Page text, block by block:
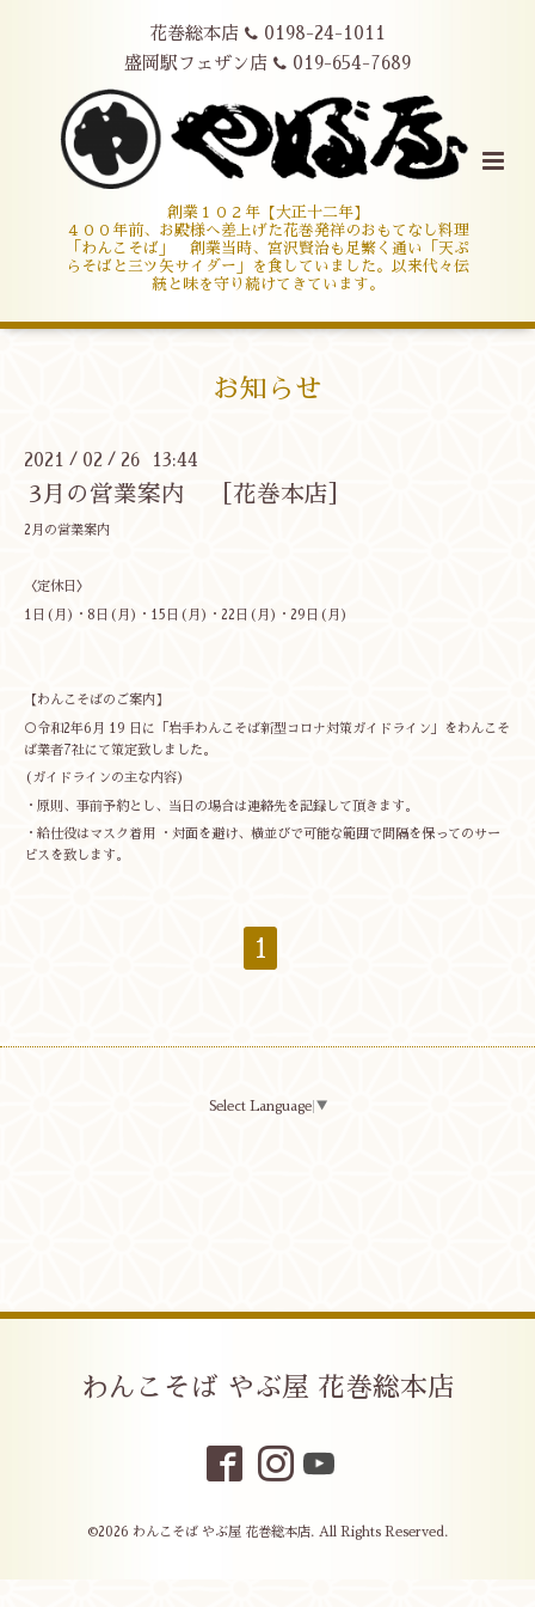
花巻総本店
0198-24-1011
盛岡駅フェザン店
019-654-7689
創業１０２年【大正十二年】
４００年前、お殿様へ差上げた花巻発祥のおもてなし料理
「わんこそば」 創業当時、宮沢賢治も足繁く通い「天ぷ
らそばと三ツ矢サイダー」を食していました。以来代々伝
統と味を守り続けてきています。
お知らせ
2021 / 02 / 26 13:44
3月の営業案内 ［花巻本店］
2月の営業案内
〈定休日〉
1日(月)・8日(月)・15日(月)・22日(月)・29日(月)
【わんこそばのご案内】
○令和2年6月 19 日に「岩手わんこそば新型コロナ対策ガイドライン」をわんこそ
ば業者7社にて策定致しました。
(ガイドラインの主な内容)
・原則、事前予約とし、当日の場合は連絡先を記録して頂きます。
・給仕役はマスク着用 ・対面を避け、横並びで可能な範囲で間隔を保ってのサー
ビスを致します。
1
Select Language ▼
わんこそば やぶ屋 花巻総本店
©2026 わんこそば やぶ屋 花巻総本店. All Rights Reserved.